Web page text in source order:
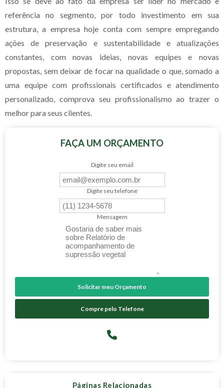
referência no segmento, por todo investimento em sua
estrutura, a empresa hoje conta com sempre empregando
ações de preservação e sustentabilidade e atualizações
constantes, com novas ideias, novas equipes e novas
propostas, sem deixar de focar na qualidade o que, somado a
uma equipe com profissionais certificados e atendimento
personalizado, comprova seu profissionalismo ao trazer o
melhor para seus clientes.
FAÇA UM ORÇAMENTO
Digite seu email
Digite seu telefone
Mensagem
Solicitar meu Orçamento
Compre pelo Telefone
Páginas Relacionadas